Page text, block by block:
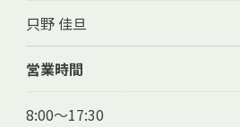
只野 佳旦
営業時間
8:00～17:30